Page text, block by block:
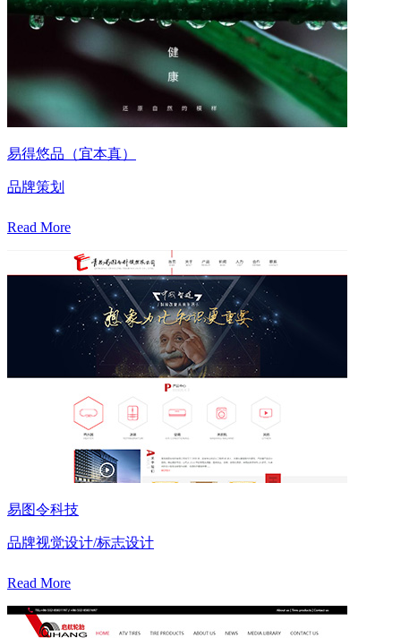
易得悠品（宜本真）
品牌策划
Read More
易图令科技
品牌视觉设计/标志设计
Read More